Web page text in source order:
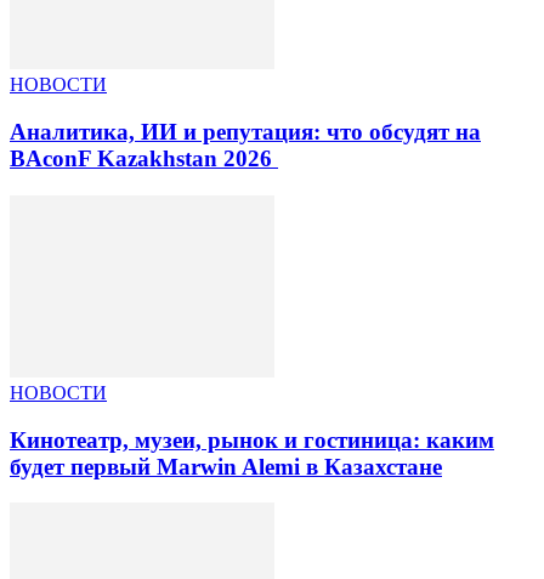
НОВОСТИ
Аналитика, ИИ и репутация: что обсудят на
BAconF Kazakhstan 2026
НОВОСТИ
Кинотеатр, музеи, рынок и гостиница: каким
будет первый Marwin Alemi в Казахстане